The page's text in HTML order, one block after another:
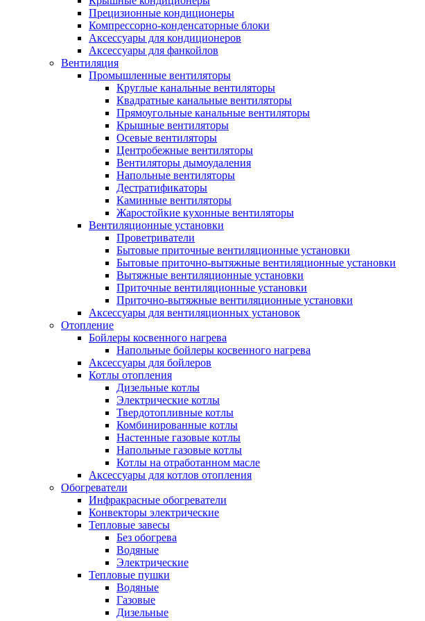
Прецизионные кондиционеры
Компрессорно-конденсаторные блоки
Аксессуары для кондиционеров
Аксессуары для фанкойлов
Вентиляция
Промышленные вентиляторы
Круглые канальные вентиляторы
Квадратные канальные вентиляторы
Прямоугольные канальные вентиляторы
Крышные вентиляторы
Осевые вентиляторы
Центробежные вентиляторы
Вентиляторы дымоудаления
Напольные вентиляторы
Дестратификаторы
Каминные вентиляторы
Жаростойкие кухонные вентиляторы
Вентиляционные установки
Проветриватели
Бытовые приточные вентиляционные установки
Бытовые приточно-вытяжные вентиляционные установки
Вытяжные вентиляционные установки
Приточные вентиляционные установки
Приточно-вытяжные вентиляционные установки
Аксессуары для вентиляционных установок
Отопление
Бойлеры косвенного нагрева
Напольные бойлеры косвенного нагрева
Аксессуары для бойлеров
Котлы отопления
Дизельные котлы
Электрические котлы
Твердотопливные котлы
Комбинированные котлы
Настенные газовые котлы
Напольные газовые котлы
Котлы на отработанном масле
Аксессуары для котлов отопления
Обогреватели
Инфракрасные обогреватели
Конвекторы электрические
Тепловые завесы
Без обогрева
Водяные
Электрические
Тепловые пушки
Водяные
Газовые
Дизельные